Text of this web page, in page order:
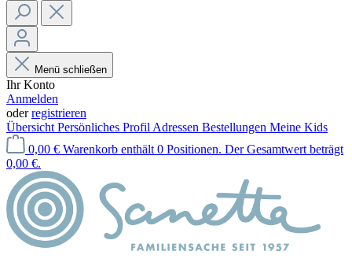
Menü schließen
Ihr Konto
Anmelden
oderregistrieren
Übersicht Persönliches Profil Adressen Bestellungen Meine Kids
0,00 € Warenkorb enthält 0 Positionen. Der Gesamtwert beträgt
0,00 €.